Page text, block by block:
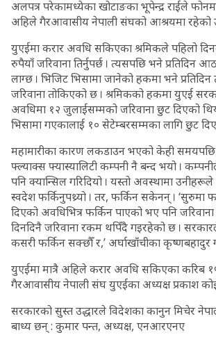
अलपत्र परेकामध्येका खोटाङका भूपेन्द्र राईले
अहिले गैरआवासीय नेपाली संघको आश्रयमा रहेको
युएईमा करार अवधि सकिएका श्रमिकले पहिलो
रुपैयाँ जरिवाना तिर्नुपर्छ । त्यसपछि भने प्रतिदिन
लाग्छ । भिजिट भिसामा जानेको हकमा भने
जरिवाना तोकिएको छ । श्रमिकको हकमा युएई
अवधिमा १२ जुलाईसम्मको जरिवाना छुट दिएको
भिसामा गएकालाई १० सेटेम्बरसम्मका लागि छुट
महामारीका कारण लकडाउन भएको केही
फ्ल्याक्स फ्यास्यालिटी कम्पनी नै बन्द भयो ।
पनि क्यान्सिल गरिदियो । यस्तो अवस्थामा
स्वदेश फर्किनुपथ्र्यो । तर, फर्किन सकेनन् । ‘सुरुमा
दिएको अवधिभित्र फर्किन पाएको भए पनि
दिनदिनै जरिवाना रकम थपिँदै गइरहेको छ ।
कसरी फर्किन सक्छौँ र,’ अर्घाखाँचीका कृष्णबहादुर
युएईमा मात्रै अहिले करार अवधि सकिएका करिब
गैरआवासीय नेपाली संघ युएईका अध्यक्ष प्रकाश
सरकारको सुस्त उद्धारले विदेशका कानुन मिचेर
बाध्य छन् : कुमार पन्त, अध्यक्ष, एनआरएनए